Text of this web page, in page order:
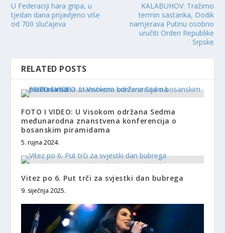
U Federaciji hara gripa, u
tjedan dana prijavljeno više
od 700 slučajeva
KALABUHOV: Tražimo
termin sastanka, Dodik
namjerava Putinu osobno
uručiti Orden Republike
Srpske
RELATED POSTS
FOTO I VIDEO: U Visokom održana Sedma
međunarodna znanstvena konferencija o
bosanskim piramidama
5. rujna 2024.
Vitez po 6. Put trči za svjestki dan bubrega
9. siječnja 2025.